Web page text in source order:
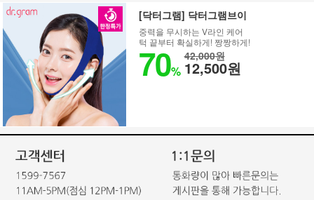
[닥터그램] 닥터그램브이
중력을 무시하는 V라인 케어
턱 끝부터 확실하게! 짱짱하게!
70%
42,000원
12,500원